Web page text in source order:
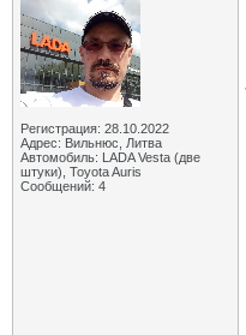
Регистрация: 28.10.2022
Адрес: Вильнюс, Литва
Автомобиль: LADA Vesta (две
штуки), Toyota Auris
Сообщений: 4